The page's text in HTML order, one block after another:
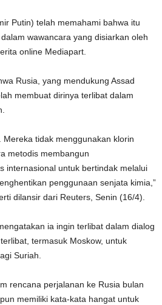
Putin) telah memahami bahwa itu
wawancara yang disiarkan oleh
online Mediapart.
Rusia, yang mendukung Assad
membuat dirinya terlibat dalam
Mereka tidak menggunakan klorin
metodis membangun
internasional untuk bertindak melalui
penggunaan senjata kimia,”
dilansir dari Reuters, Senin (16/4).
ia ingin terlibat dalam dialog
termasuk Moskow, untuk
Suriah.
rencana perjalanan ke Rusia bulan
memiliki kata-kata hangat untuk